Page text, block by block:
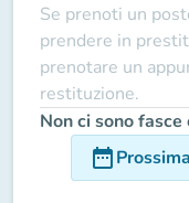
Se prenoti un
prendere in
prenotare un
restituzione.
Non ci sono
date_range